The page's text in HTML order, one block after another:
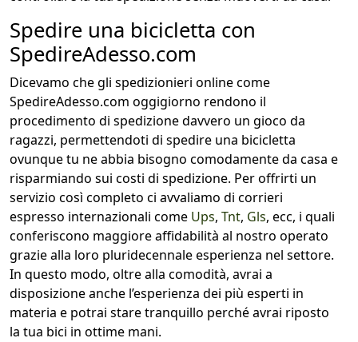
Spedire una bicicletta con
SpedireAdesso.com
Dicevamo che gli spedizionieri online come
SpedireAdesso.com oggigiorno rendono il
procedimento di spedizione davvero un gioco da
ragazzi, permettendoti di spedire una bicicletta
ovunque tu ne abbia bisogno comodamente da casa e
risparmiando sui costi di spedizione. Per offrirti un
servizio così completo ci avvaliamo di corrieri
espresso internazionali come Ups, Tnt, Gls, ecc, i quali
conferiscono maggiore affidabilità al nostro operato
grazie alla loro pluridecennale esperienza nel settore.
In questo modo, oltre alla comodità, avrai a
disposizione anche l’esperienza dei più esperti in
materia e potrai stare tranquillo perché avrai riposto
la tua bici in ottime mani.